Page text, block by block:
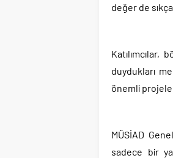
değer de
Katılımcılar,
duydukları
önemli
MÜSİAD
sadece bir